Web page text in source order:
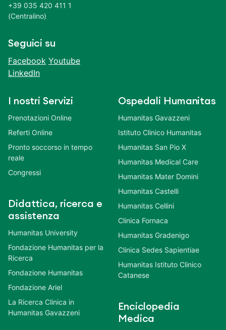
+39 035 420 411 1
(Centralino)
Seguici su
Facebook Youtube
LinkedIn
I nostri Servizi
Prenotazioni Online
Referti Online
Pronto soccorso in tempo
reale
Congressi
Didattica, ricerca e
assistenza
Humanitas University
Fondazione Humanitas per la
Ricerca
Fondazione Humanitas
Fondazione Ariel
La Ricerca Clinica in
Humanitas Gavazzeni
Ospedali Humanitas
Humanitas Gavazzeni
Istituto Clinico Humanitas
Humanitas San Pio X
Humanitas Medical Care
Humanitas Mater Domini
Humanitas Castelli
Humanitas Cellini
Clinica Fornaca
Humanitas Gradenigo
Clinica Sedes Sapientiae
Humanitas Istituto Clinico
Catanese
Enciclopedia
Medica